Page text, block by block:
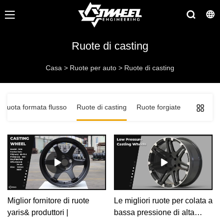
Ruote di casting
Casa > Ruote per auto > Ruote di casting
Ruota formata flusso Ruote di casting Ruote forgiate
Miglior fornitore di ruote
yaris& produttori |
Le migliori ruote per colata a
bassa pressione di alta